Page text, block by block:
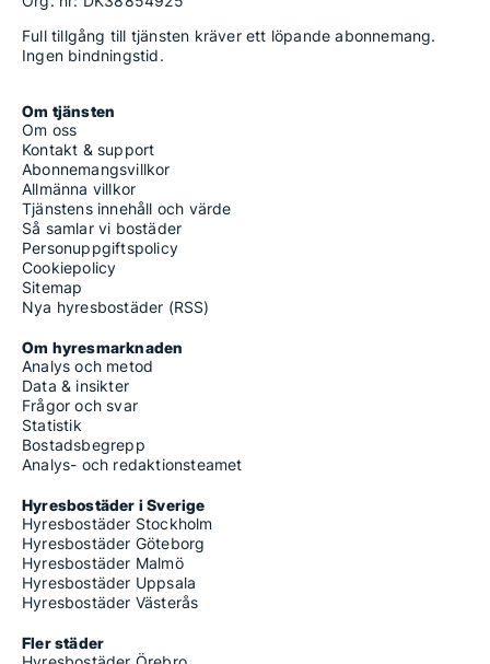
Full tillgång till tjänsten kräver ett löpande abonnemang.
Ingen bindningstid.
Om tjänsten
Om oss
Kontakt & support
Abonnemangsvillkor
Allmänna villkor
Tjänstens innehåll och värde
Så samlar vi bostäder
Personuppgiftspolicy
Cookiepolicy
Sitemap
Nya hyresbostäder (RSS)
Om hyresmarknaden
Analys och metod
Data & insikter
Frågor och svar
Statistik
Bostadsbegrepp
Analys- och redaktionsteamet
Hyresbostäder i Sverige
Hyresbostäder Stockholm
Hyresbostäder Göteborg
Hyresbostäder Malmö
Hyresbostäder Uppsala
Hyresbostäder Västerås
Fler städer